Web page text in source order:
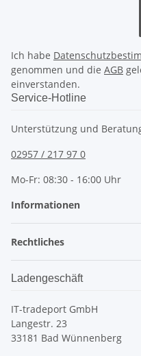
Ich habe
genommen und die AGB
einverstanden.
Service-Hotline
Unterstützung und
02957 / 217 97 0
Mo-Fr: 08:30 - 16:00 Uhr
Informationen
Rechtliches
Ladengeschäft
IT-tradeport GmbH
Langestr. 23
33181 Bad Wünnenberg